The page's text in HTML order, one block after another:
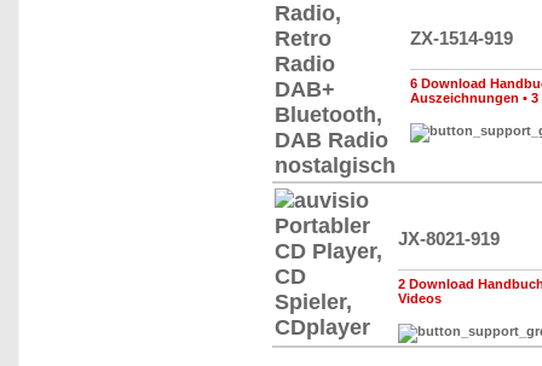
ZX-1514-919
6 Download
Auszeichnungen • 3
JX-8021-919
2 Download
Videos